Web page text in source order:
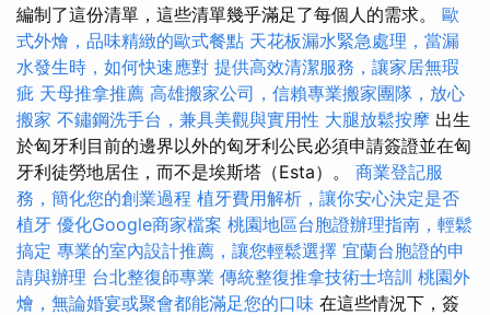
編制了這份清單，這些清單幾乎滿足了每個人的需求。 歐
式外燴，品味精緻的歐式餐點 天花板漏水緊急處理，當漏
水發生時，如何快速應對 提供高效清潔服務，讓家居無瑕
疵 天母推拿推薦 高雄搬家公司，信賴專業搬家團隊，放心
搬家 不鏽鋼洗手台，兼具美觀與實用性 大腿放鬆按摩 出生
於匈牙利目前的邊界以外的匈牙利公民必須申請簽證並在匈
牙利徒勞地居住，而不是埃斯塔（Esta）。 商業登記服
務，簡化您的創業過程 植牙費用解析，讓你安心決定是否
植牙 優化Google商家檔案 桃園地區台胞證辦理指南，輕鬆
搞定 專業的室內設計推薦，讓您輕鬆選擇 宜蘭台胞證的申
請與辦理 台北整復師專業 傳統整復推拿技術士培訓 桃園外
燴，無論婚宴或聚會都能滿足您的口味 在這些情況下，簽